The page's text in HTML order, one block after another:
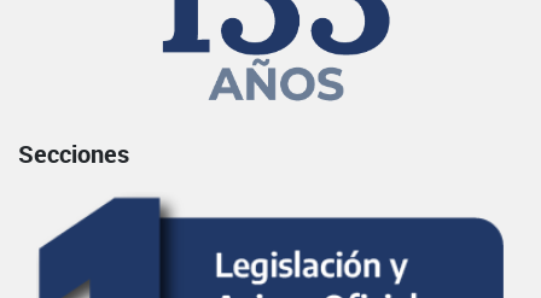
Secciones